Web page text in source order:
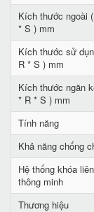
Kích thước ngoài
* S ) mm
Kích thước sử
R * S ) mm
Kích thước ngăn
* R * S ) mm
Tính năng
Khả năng chống
Hệ thống khóa
thông minh
Thương hiệu